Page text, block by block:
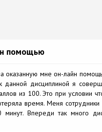
помощью
оказанную мне он-лайн
данной дисциплиной я
из 100. Это при условии
время. Меня
минут. Впереди так много